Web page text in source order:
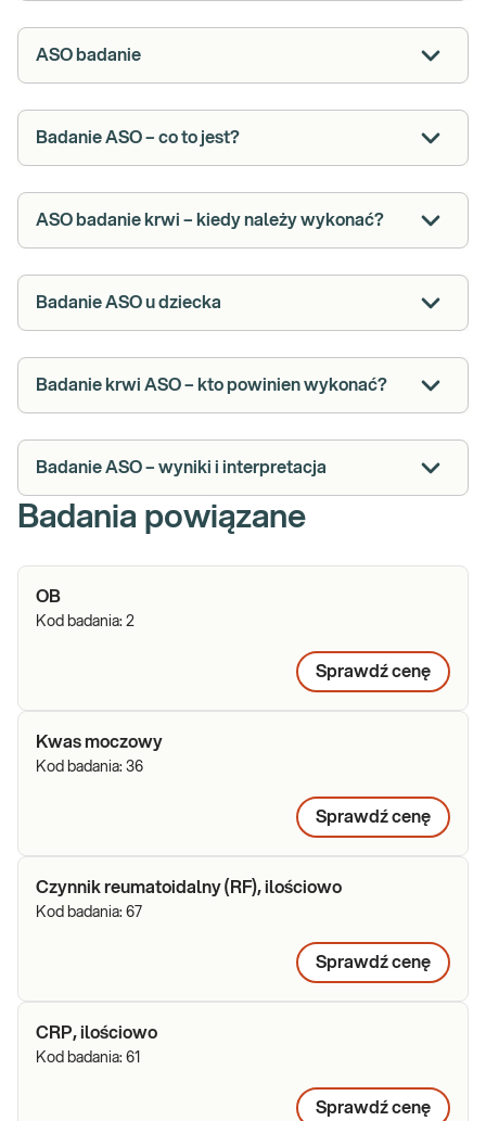
ASO badanie
Badanie ASO – co to jest?
ASO badanie krwi – kiedy należy wykonać?
Badanie ASO u dziecka
Badanie krwi ASO – kto powinien wykonać?
Badanie ASO – wyniki i interpretacja
Badania powiązane
OB
Kod badania: 2
Sprawdź cenę
Kwas moczowy
Kod badania: 36
Sprawdź cenę
Czynnik reumatoidalny (RF), ilościowo
Kod badania: 67
Sprawdź cenę
CRP, ilościowo
Kod badania: 61
Sprawdź cenę